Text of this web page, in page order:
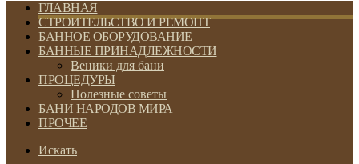
ГЛАВНАЯ
СТРОИТЕЛЬСТВО И РЕМОНТ
БАННОЕ ОБОРУДОВАНИЕ
БАННЫЕ ПРИНАДЛЕЖНОСТИ
Веники для бани
ПРОЦЕДУРЫ
Полезные советы
БАНИ НАРОДОВ МИРА
ПРОЧЕЕ
Искать